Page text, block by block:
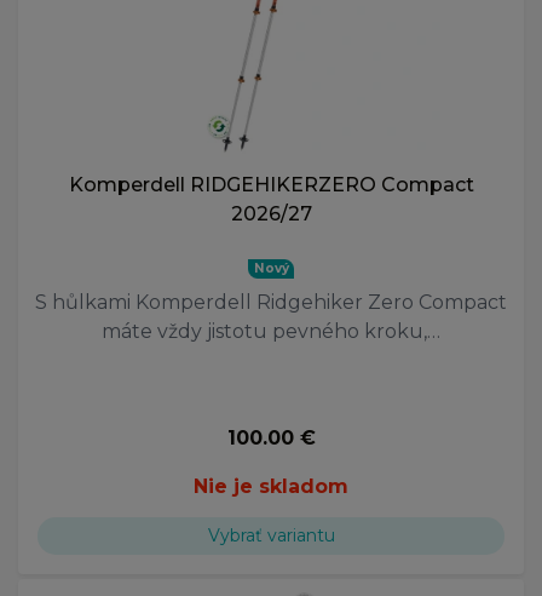
Komperdell RIDGEHIKERZERO Compact
2026/27
Nový
S hůlkami Komperdell Ridgehiker Zero Compact
máte vždy jistotu pevného kroku,…
100.00 €
Nie je skladom
Vybrať variantu